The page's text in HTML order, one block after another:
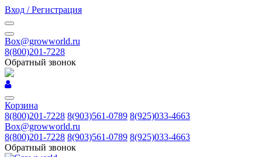
Вход / Регистрация
Box@growworld.ru
8(800)201-7228
Обратный звонок
Корзина
8(800)201-7228 8(903)561-0789 8(925)033-4663
Box@growworld.ru
8(800)201-7228 8(903)561-0789 8(925)033-4663
Обратный звонок